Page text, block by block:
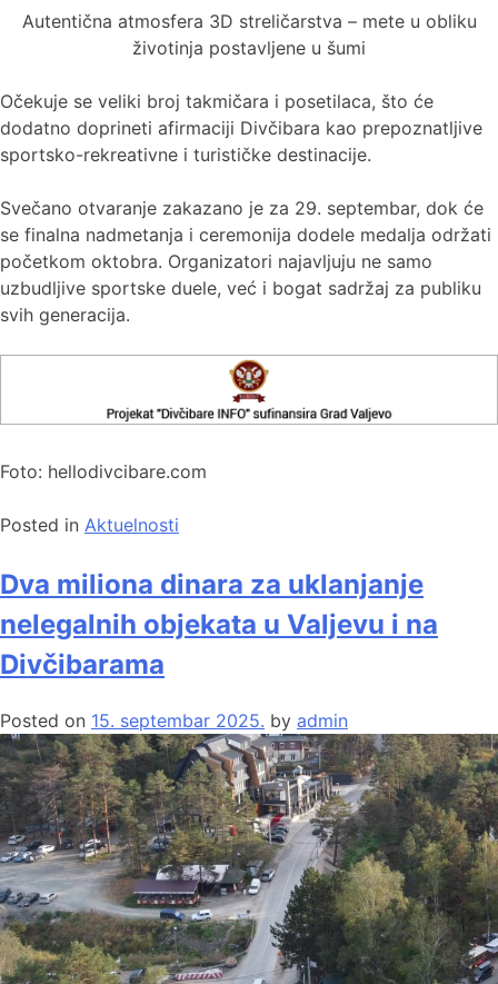
Autentična atmosfera 3D streličarstva – mete u obliku
životinja postavljene u šumi
Očekuje se veliki broj takmičara i posetilaca, što će
dodatno doprineti afirmaciji Divčibara kao prepoznatljive
sportsko-rekreativne i turističke destinacije.
Svečano otvaranje zakazano je za 29. septembar, dok će
se finalna nadmetanja i ceremonija dodele medalja održati
početkom oktobra. Organizatori najavljuju ne samo
uzbudljive sportske duele, već i bogat sadržaj za publiku
svih generacija.
Foto: hellodivcibare.com
Posted in Aktuelnosti
Dva miliona dinara za uklanjanje
nelegalnih objekata u Valjevu i na
Divčibarama
Posted on 15. septembar 2025. by admin